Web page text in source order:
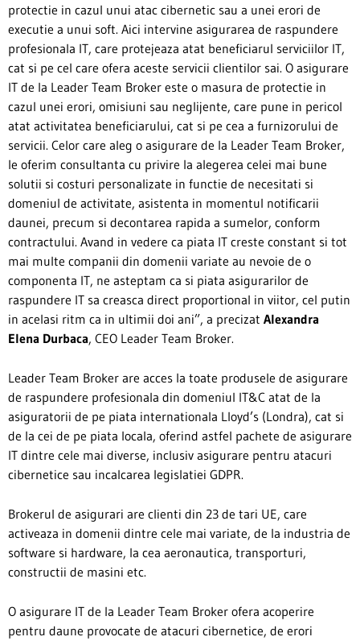
protectie in cazul unui atac cibernetic sau a unei erori de
executie a unui soft. Aici intervine asigurarea de raspundere
profesionala IT, care protejeaza atat beneficiarul serviciilor IT,
cat si pe cel care ofera aceste servicii clientilor sai. O asigurare
IT de la Leader Team Broker este o masura de protectie in
cazul unei erori, omisiuni sau neglijente, care pune in pericol
atat activitatea beneficiarului, cat si pe cea a furnizorului de
servicii. Celor care aleg o asigurare de la Leader Team Broker,
le oferim consultanta cu privire la alegerea celei mai bune
solutii si costuri personalizate in functie de necesitati si
domeniul de activitate, asistenta in momentul notificarii
daunei, precum si decontarea rapida a sumelor, conform
contractului. Avand in vedere ca piata IT creste constant si tot
mai multe companii din domenii variate au nevoie de o
componenta IT, ne asteptam ca si piata asigurarilor de
raspundere IT sa creasca direct proportional in viitor, cel putin
in acelasi ritm ca in ultimii doi ani”, a precizat Alexandra
Elena Durbaca, CEO Leader Team Broker.
Leader Team Broker are acces la toate produsele de asigurare
de raspundere profesionala din domeniul IT&C atat de la
asiguratorii de pe piata internationala Lloyd’s (Londra), cat si
de la cei de pe piata locala, oferind astfel pachete de asigurare
IT dintre cele mai diverse, inclusiv asigurare pentru atacuri
cibernetice sau incalcarea legislatiei GDPR.
Brokerul de asigurari are clienti din 23 de tari UE, care
activeaza in domenii dintre cele mai variate, de la industria de
software si hardware, la cea aeronautica, transporturi,
constructii de masini etc.
O asigurare IT de la Leader Team Broker ofera acoperire
pentru daune provocate de atacuri cibernetice, de erori